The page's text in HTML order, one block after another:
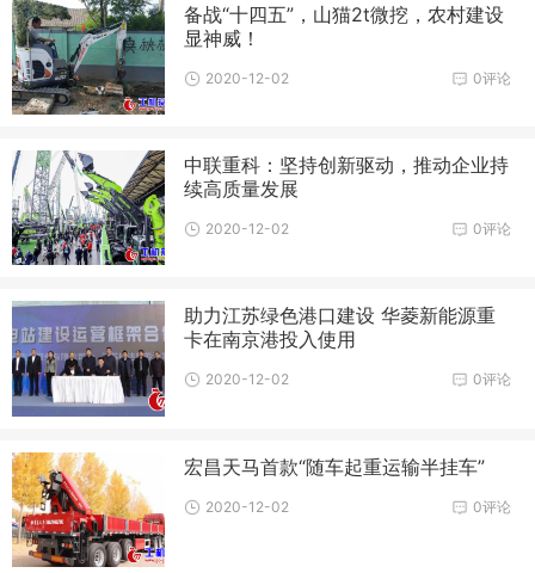
备战“十四五”，山猫2t微挖，农村建设
显神威！
0评论
2020-12-02
中联重科：坚持创新驱动，推动企业持
续高质量发展
0评论
2020-12-02
助力江苏绿色港口建设 华菱新能源重
卡在南京港投入使用
0评论
2020-12-02
宏昌天马首款“随车起重运输半挂车”
0评论
2020-12-02